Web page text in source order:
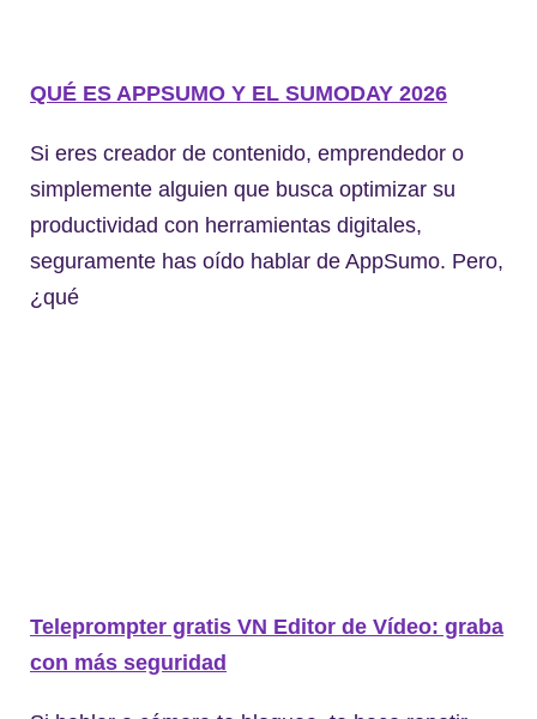
QUÉ ES APPSUMO Y EL SUMODAY 2026
Si eres creador de contenido, emprendedor o
simplemente alguien que busca optimizar su
productividad con herramientas digitales,
seguramente has oído hablar de AppSumo. Pero,
¿qué
Teleprompter gratis VN Editor de Vídeo: graba
con más seguridad